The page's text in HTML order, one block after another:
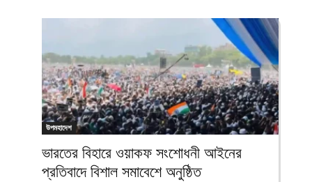
উপমহাদেশ
ভারতের বিহারে ওয়াকফ সংশোধনী আইনের
প্রতিবাদে বিশাল সমাবেশে অনুষ্ঠিত